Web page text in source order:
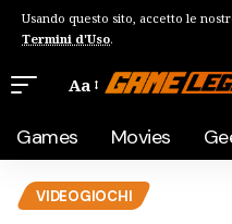
Usando questo sito, accetto le
Termini d'Uso.
Aa
Games Movies
VIDEOGIOCHI